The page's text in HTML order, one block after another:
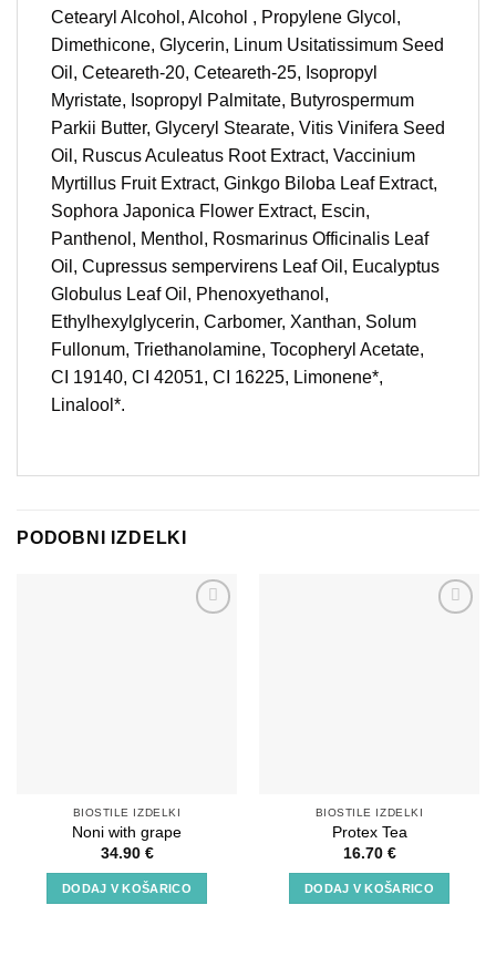
Cetearyl Alcohol, Alcohol , Propylene Glycol,
Dimethicone, Glycerin, Linum Usitatissimum Seed
Oil, Ceteareth-20, Ceteareth-25, Isopropyl
Myristate, Isopropyl Palmitate, Butyrospermum
Parkii Butter, Glyceryl Stearate, Vitis Vinifera Seed
Oil, Ruscus Aculeatus Root Extract, Vaccinium
Myrtillus Fruit Extract, Ginkgo Biloba Leaf Extract,
Sophora Japonica Flower Extract, Escin,
Panthenol, Menthol, Rosmarinus Officinalis Leaf
Oil, Cupressus sempervirens Leaf Oil, Eucalyptus
Globulus Leaf Oil, Phenoxyethanol,
Ethylhexylglycerin, Carbomer, Xanthan, Solum
Fullonum, Triethanolamine, Tocopheryl Acetate,
CI 19140, CI 42051, CI 16225, Limonene*,
Linalool*.
PODOBNI IZDELKI
BIOSTILE IZDELKI
Noni with grape
34.90 €
DODAJ V KOŠARICO
BIOSTILE IZDELKI
Protex Tea
16.70 €
DODAJ V KOŠARICO